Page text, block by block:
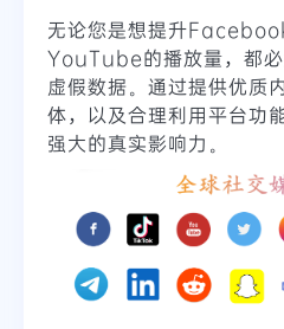
无论您是想提升
YouTube的播放量，都
虚假数据。通过提供优质
体，以及合理利用平台功
强大的真实影响力。